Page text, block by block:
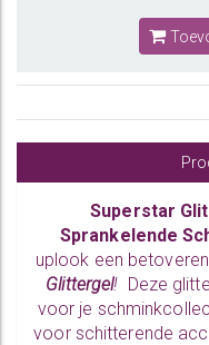
Superstar
Sprankelende
uplook een
Glittergel! Deze
voor je
voor schitterende